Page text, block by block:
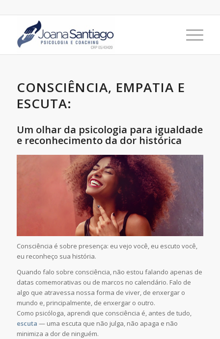
CONSCIÊNCIA, EMPATIA E
ESCUTA:
Um olhar da psicologia para igualdade
e reconhecimento da dor histórica
Consciência é sobre presença: eu vejo você, eu escuto você,
eu reconheço sua história.
Quando falo sobre consciência, não estou falando apenas de
datas comemorativas ou de marcos no calendário. Falo de
algo que atravessa nossa forma de viver, de enxergar o
mundo e, principalmente, de enxergar o outro.
Como psicóloga, aprendi que consciência é, antes de tudo,
escuta — uma escuta que não julga, não apaga e não
minimiza a dor de ninguém.